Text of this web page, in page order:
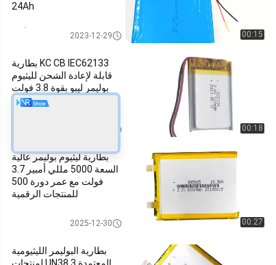
00:15
24Ah
حزمة بطارية ليثيوم أيون2023-12-29
00:18
KC CB IEC62133 بطارية
قابلة لإعادة الشحن لليثيوم
بوليمر ليبو بقوة 3.8 فولت
00:27
بطارية ليثيوم بوليمر عالية
السعة 5000 مللي أمبير 3.7
فولت مع عمر دورة 500
للمنتجات الرقمية
بطارية ليثيوم بوليمر2025-12-30
بطارية البوليمر الليثيومية